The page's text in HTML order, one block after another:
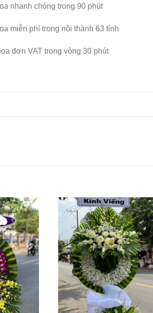
nhanh chóng trong 90 phút
miễn phí trong nội thành 63 tỉnh
đơn VAT trong vòng 30 phút